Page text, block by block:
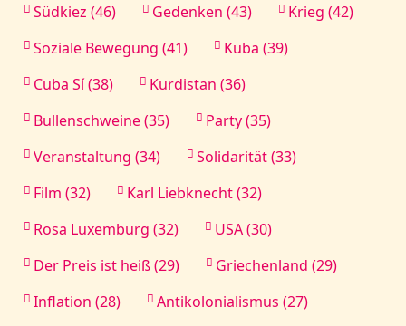
Südkiez (46)
Gedenken (43)
Krieg (42)
Soziale Bewegung (41)
Kuba (39)
Cuba Sí (38)
Kurdistan (36)
Bullenschweine (35)
Party (35)
Veranstaltung (34)
Solidarität (33)
Film (32)
Karl Liebknecht (32)
Rosa Luxemburg (32)
USA (30)
Der Preis ist heiß (29)
Griechenland (29)
Inflation (28)
Antikolonialismus (27)